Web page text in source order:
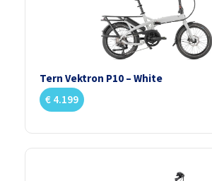
Tern Vektron P10 – White
€ 4.199